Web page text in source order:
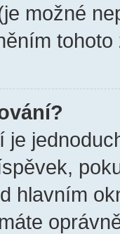
možné
je
hlavním